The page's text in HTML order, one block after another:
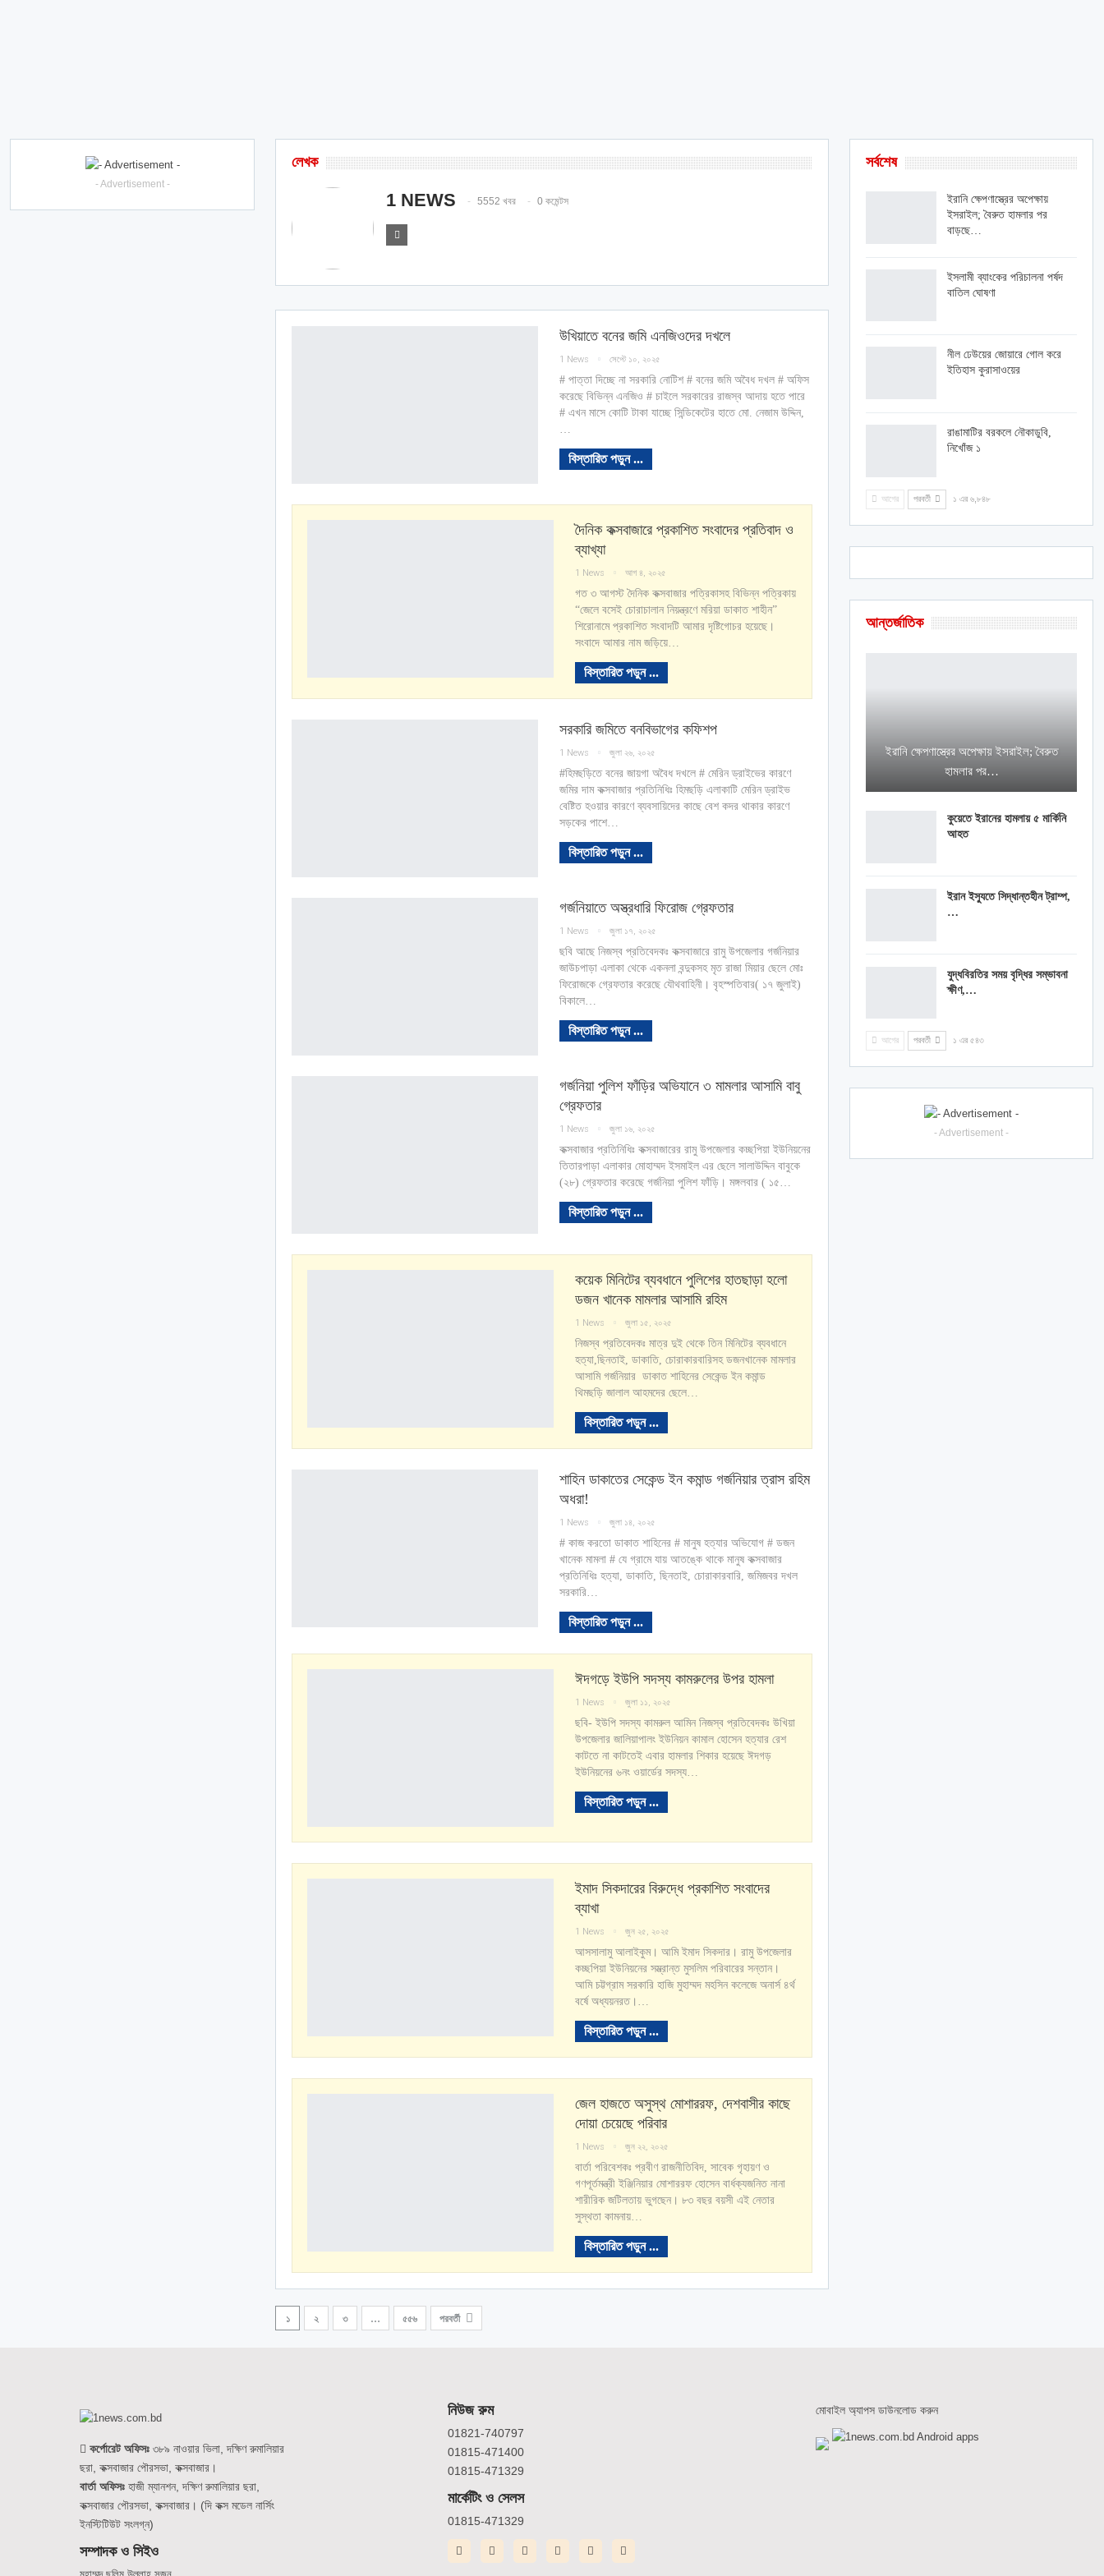
লেখক
1 NEWS 5552 খবর 0 কমেন্টস
উখিয়াতে বনের জমি এনজিওদের দখলে
1 News সেপ্টে ১০, ২০২৫
# পাত্তা দিচ্ছে না সরকারি নোটিশ # বনের জমি অবৈধ দখল # অফিস
করেছে বিভিন্ন এনজিও # চাইলে সরকারের রাজস্ব আদায় হতে পারে
# এখন মাসে কোটি টাকা যাচ্ছে সিন্ডিকেটের হাতে মো. নেজাম উদ্দিন,
…
বিস্তারিত পড়ুন ...
দৈনিক কক্সবাজারে প্রকাশিত সংবাদের প্রতিবাদ ও
ব্যাখ্যা
1 News আগ ৪, ২০২৫
গত ৩ আগস্ট দৈনিক কক্সবাজার পত্রিকাসহ বিভিন্ন পত্রিকায়
“জেলে বসেই চোরাচালান নিয়ন্ত্রণে মরিয়া ডাকাত শাহীন”
শিরোনামে প্রকাশিত সংবাদটি আমার দৃষ্টিগোচর হয়েছে।
সংবাদে আমার নাম জড়িয়ে…
বিস্তারিত পড়ুন ...
সরকারি জমিতে বনবিভাগের কফিশপ
1 News জুলা ২৬, ২০২৫
#হিমছড়িতে বনের জায়গা অবৈধ দখলে # মেরিন ড্রাইভের কারণে
জমির দাম কক্সবাজার প্রতিনিধিঃ হিমছড়ি এলাকাটি মেরিন ড্রাইভ
বেষ্টিত হওয়ার কারণে ব্যবসায়িদের কাছে বেশ কদর থাকার কারণে
সড়কের পাশে…
বিস্তারিত পড়ুন ...
গর্জনিয়াতে অস্ত্রধারি ফিরোজ গ্রেফতার
1 News জুলা ১৭, ২০২৫
ছবি আছে নিজস্ব প্রতিবেদকঃ কক্সবাজারে রামু উপজেলার গর্জনিয়ার
জাউচপাড়া এলাকা থেকে একনলা বন্দুকসহ মৃত রাজা মিয়ার ছেলে মোঃ
ফিরোজকে গ্রেফতার করেছে যৌথবাহিনী। বৃহস্পতিবার( ১৭ জুলাই)
বিকালে…
বিস্তারিত পড়ুন ...
গর্জনিয়া পুলিশ ফাঁড়ির অভিযানে ৩ মামলার আসামি বাবু
গ্রেফতার
1 News জুলা ১৬, ২০২৫
কক্সবাজার প্রতিনিধিঃ কক্সবাজারের রামু উপজেলার কচ্ছপিয়া ইউনিয়নের
তিতারপাড়া এলাকার মোহাম্মদ ইসমাইল এর ছেলে সালাউদ্দিন বাবুকে
(২৮) গ্রেফতার করেছে গর্জনিয়া পুলিশ ফাঁড়ি। মঙ্গলবার ( ১৫…
বিস্তারিত পড়ুন ...
কয়েক মিনিটের ব্যবধানে পুলিশের হাতছাড়া হলো
ডজন খানেক মামলার আসামি রহিম
1 News জুলা ১৫, ২০২৫
নিজস্ব প্রতিবেদকঃ মাত্র দুই থেকে তিন মিনিটের ব্যবধানে
হত্যা,ছিনতাই, ডাকাতি, চোরাকারবারিসহ ডজনখানেক মামলার
আসামি গর্জনিয়ার ডাকাত শাহিনের সেকেন্ড ইন কমান্ড
থিমছড়ি জালাল আহমদের ছেলে…
বিস্তারিত পড়ুন ...
শাহিন ডাকাতের সেকেন্ড ইন কমান্ড গর্জনিয়ার ত্রাস রহিম
অধরা!
1 News জুলা ১৪, ২০২৫
# কাজ করতো ডাকাত শাহিনের # মানুষ হত্যার অভিযোগ # ডজন
খানেক মামলা # যে গ্রামে যায় আতঙ্কে থাকে মানুষ কক্সবাজার
প্রতিনিধিঃ হত্যা, ডাকাতি, ছিনতাই, চোরাকারবারি, জমিজবর দখল
সরকারি…
বিস্তারিত পড়ুন ...
ঈদগড়ে ইউপি সদস্য কামরুলের উপর হামলা
1 News জুলা ১১, ২০২৫
ছবি- ইউপি সদস্য কামরুল আমিন নিজস্ব প্রতিবেদকঃ উখিয়া
উপজেলার জালিয়াপালং ইউনিয়ন কামাল হোসেন হত্যার রেশ
কাটতে না কাটতেই এবার হামলার শিকার হয়েছে ঈদগড়
ইউনিয়নের ৬নং ওয়ার্ডের সদস্য…
বিস্তারিত পড়ুন ...
ইমাদ সিকদারের বিরুদ্ধে প্রকাশিত সংবাদের
ব্যাখা
1 News জুন ২৫, ২০২৫
আসসালামু আলাইকুম। আমি ইমাদ সিকদার। রামু উপজেলার
কচ্ছপিয়া ইউনিয়নের সম্ভ্রান্ত মুসলিম পরিবারের সন্তান।
আমি চট্টগ্রাম সরকারি হাজি মুহাম্মদ মহসিন কলেজে অনার্স ৪র্থ
বর্ষে অধ্যয়নরত।…
বিস্তারিত পড়ুন ...
জেল হাজতে অসুস্থ মোশাররফ, দেশবাসীর কাছে
দোয়া চেয়েছে পরিবার
1 News জুন ২২, ২০২৫
বার্তা পরিবেশকঃ প্রবীণ রাজনীতিবিদ, সাবেক গৃহায়ণ ও
গণপূর্তমন্ত্রী ইঞ্জিনিয়ার মোশাররফ হোসেন বার্ধক্যজনিত নানা
শারীরিক জটিলতায় ভুগছেন। ৮৩ বছর বয়সী এই নেতার
সুস্থতা কামনায়…
বিস্তারিত পড়ুন ...
১ ২ ৩ … ৫৫৬ পরবর্তী
সর্বশেষ
ইরানি ক্ষেপণাস্ত্রের অপেক্ষায়
ইসরাইল; বৈরুত হামলার পর
বাড়ছে…
ইসলামী ব্যাংকের পরিচালনা পর্ষদ
বাতিল ঘোষণা
নীল ঢেউয়ের জোয়ারে গোল করে
ইতিহাস কুরাসাওয়ের
রাঙামাটির বরকলে নৌকাডুবি,
নিখোঁজ ১
আগের পরবর্তী ১ এর ৬,৮৪৮
আন্তর্জাতিক
ইরানি ক্ষেপণাস্ত্রের অপেক্ষায় ইসরাইল; বৈরুত
হামলার পর…
কুয়েতে ইরানের হামলায় ৫ মার্কিনি
আহত
ইরান ইস্যুতে সিদ্ধান্তহীন ট্রাম্প,
…
যুদ্ধবিরতির সময় বৃদ্ধির সম্ভাবনা
ক্ষীণ,…
আগের পরবর্তী ১ এর ৫৪৩
- Advertisement -
- Advertisement -
কর্পোরেট অফিসঃ ৩৮৯ নাওয়ার ভিলা, দক্ষিণ রুমালিয়ার
ছরা, কক্সবাজার পৌরসভা, কক্সবাজার।
বার্তা অফিসঃহাজী ম্যানশন, দক্ষিণ রুমালিয়ার ছরা,
কক্সবাজার পৌরসভা, কক্সবাজার। (দি কক্স মডেল নার্সিং
ইনস্টিটিউট সংলগ্ন)
সম্পাদক ও সিইও
নিউজ রুম
01821-740797
01815-471400
01815-471329
মার্কেটিং ও সেলস
01815-471329
মোবাইল অ্যাপস ডাউনলোড করুন